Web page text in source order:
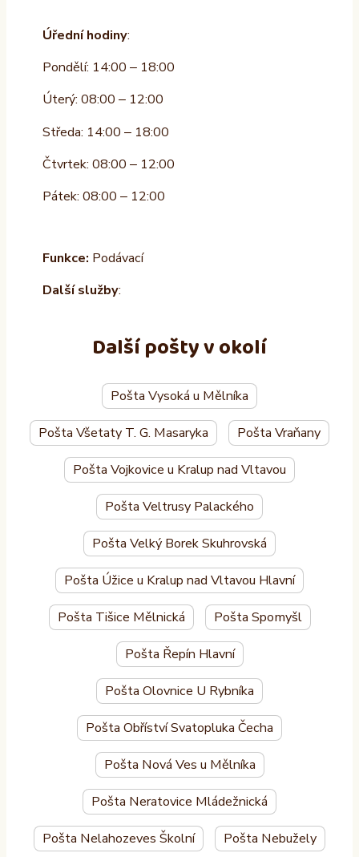
Úřední hodiny:
Pondělí: 14:00 – 18:00
Úterý: 08:00 – 12:00
Středa: 14:00 – 18:00
Čtvrtek: 08:00 – 12:00
Pátek: 08:00 – 12:00
Funkce: Podávací
Další služby:
Další pošty v okolí
Pošta Vysoká u Mělníka
Pošta Všetaty T. G. Masaryka Pošta Vraňany
Pošta Vojkovice u Kralup nad Vltavou
Pošta Veltrusy Palackého
Pošta Velký Borek Skuhrovská
Pošta Úžice u Kralup nad Vltavou Hlavní
Pošta Tišice Mělnická Pošta Spomyšl
Pošta Řepín Hlavní
Pošta Olovnice U Rybníka
Pošta Obříství Svatopluka Čecha
Pošta Nová Ves u Mělníka
Pošta Neratovice Mládežnická
Pošta Nelahozeves Školní Pošta Nebužely